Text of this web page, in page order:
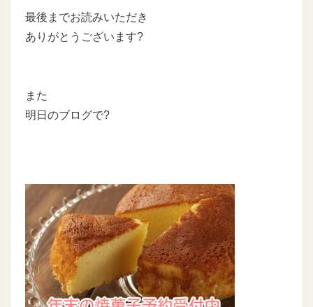
最後までお読みいただき
ありがとうございます?
また
明日のブログで?